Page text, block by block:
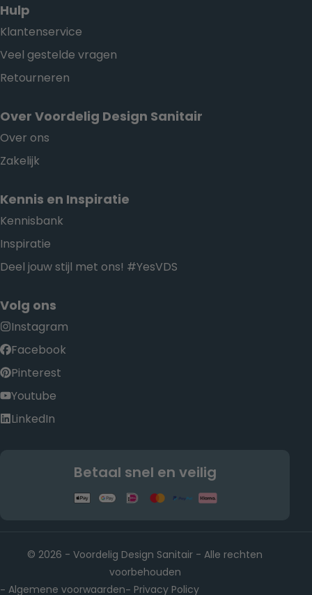
Hulp
Klantenservice
Veel gestelde vragen
Retourneren
Over Voordelig Design Sanitair
Over ons
Zakelijk
Kennis en Inspiratie
Kennisbank
Inspiratie
Deel jouw stijl met ons! #YesVDS
Volg ons
Instagram
Facebook
Pinterest
Youtube
LinkedIn
Betaal snel en veilig
© 2026 - Voordelig Design Sanitair - Alle rechten
voorbehouden
- Algemene voorwaarden- Privacy Policy